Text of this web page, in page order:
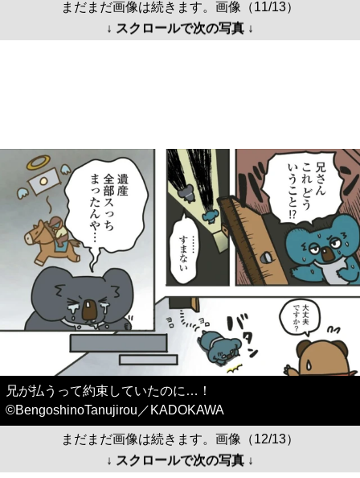
まだまだ画像は続きます。画像（11/13）
↓ スクロールで次の写真 ↓
兄が払うって約束していたのに…！
©BengoshinoTanujirou／KADOKAWA
まだまだ画像は続きます。画像（12/13）
↓ スクロールで次の写真 ↓